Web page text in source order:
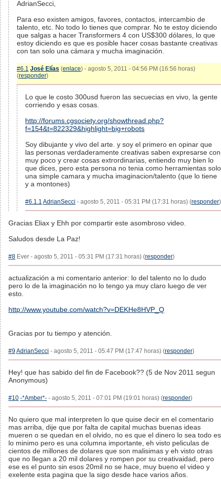
AdrianSecci,
Para eso existen amigos, favores, contactos, intercambio de
talento, etc. No todo lo tienes que comprar. No te estoy diciendo
que salgas a hacer Transformers 4 con US$300 dólares, lo que
estoy diciendo es que es posible hacer cosas bastante creativas
con tan solo una cámara y mucha imaginación.
#6.1 José Elías (enlace) - agosto 5, 2011 - 04:56 PM (16:56 horas)
(responder)
Lo que le costo 300usd fueron las secuecias en vivo, la gente
corriendo y esas cosas.
http://forums.cgsociety.org/showthread.php?
f=154&t=822329&highlight=big+robots
Soy dibujante y vivo del arte. y soy el primero en opinar que
las personas verdaderamente creativas saben expresarse con
muy poco y crear cosas extrordinarias, entiendo muy bien lo
que dices, pero esta persona no tenia como herramientas solo
una simple camara y mucha imaginacion/talento (que lo tiene
y a montones)
#6.1.1 AdrianSecci - agosto 5, 2011 - 05:31 PM (17:31 horas) (responder)
Gracias Eliax y Ehh por compartir este asombroso video.
Saludos desde La Paz!
#8 Ever - agosto 5, 2011 - 05:31 PM (17:31 horas) (responder)
actualización a mi comentario anterior: lo del talento no lo dudo
pero lo de la imaginación no lo tengo ya muy claro luego de ver
esto.
http://www.youtube.com/watch?v=DEKHe8HVP_Q
Gracias por tu tiempo y atención.
#9AdrianSecci - agosto 5, 2011 - 05:47 PM (17:47 horas) (responder)
Hey! que has sabido del fin de Facebook?? (5 de Nov 2011 segun
Anonymous)
#10 -*Amber*- - agosto 5, 2011 - 07:01 PM (19:01 horas) (responder)
No quiero que mal interpreten lo que quise decir en el comentario
mas arriba, dije que por falta de capital muchas buenas ideas
mueren o se quedan en el olvido, no es que el dinero lo sea todo es
lo minimo pero es una columna importante, eh visto peliculas de
cientos de millones de dolares que son malisimas y eh visto otras
que no llegan a 20 mil dolares y rompen por su creativaidad, pero
ese es el punto sin esos 20mil no se hace, muy bueno el video y
exelente esta pagina que la sigo desde hace varios años.